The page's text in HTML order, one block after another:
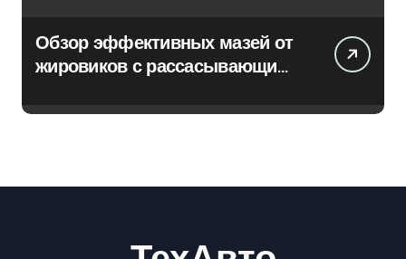
Обзор эффективных мазей от
жировиков с рассасывающим